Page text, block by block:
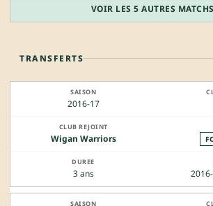
VOIR LES 5 AUTRES
TRANSFERTS
2016-17
Wigan Warriors
3 ans